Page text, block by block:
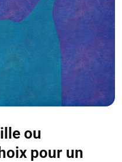
ou
pour un